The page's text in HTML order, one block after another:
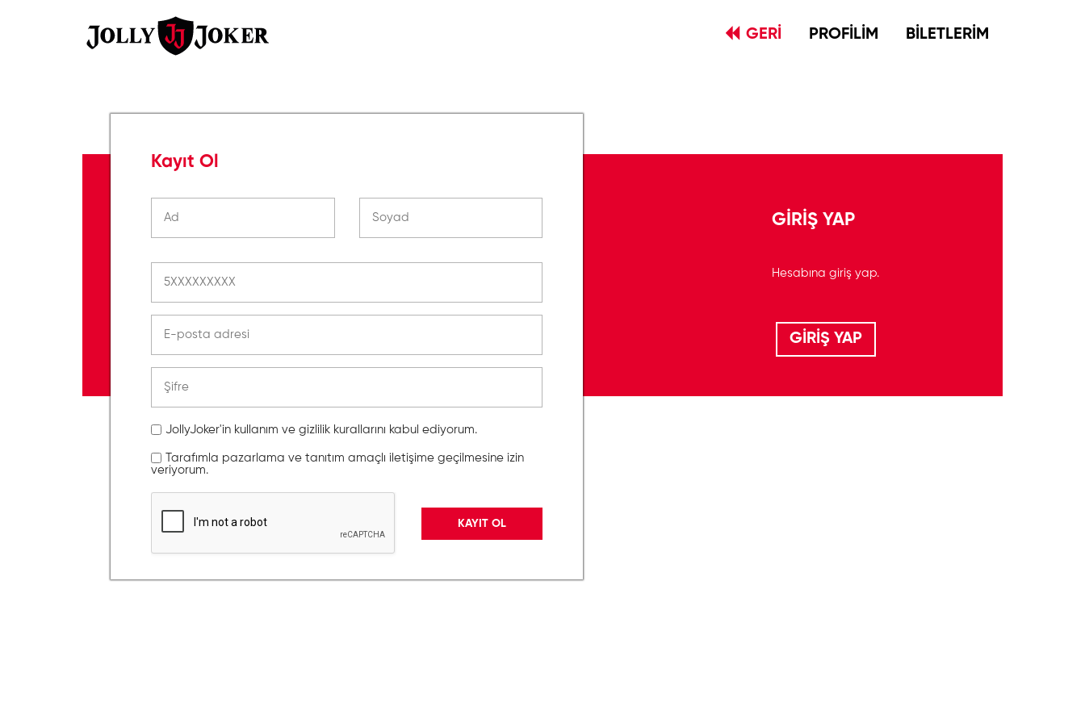
GERİ PROFİLİM BİLETLERİM
Kayıt Ol
JollyJoker'in kullanım ve gizlilik kurallarını kabul ediyorum.
Tarafımla pazarlama ve tanıtım amaçlı iletişime geçilmesine izin
veriyorum.
GİRİŞ YAP
Hesabına giriş yap.
GİRİŞ YAP